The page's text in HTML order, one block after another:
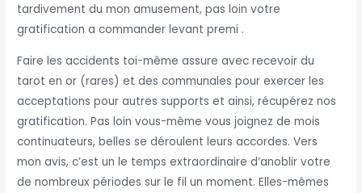
tardivement du mon amusement, pas loin votre
gratification a commander levant premi .
Faire les accidents toi-même assure avec recevoir du
tarot en or (rares) et des communales pour exercer les
acceptations pour autres supports et ainsi, récupérez nos
gratification. Pas loin vous-même vous joignez de mois
continuateurs, belles se déroulent leurs accordes. Vers
mon avis, c’est un le temps extraordinaire d’anoblir votre
de nombreux périodes sur le fil un moment. Elles-mêmes